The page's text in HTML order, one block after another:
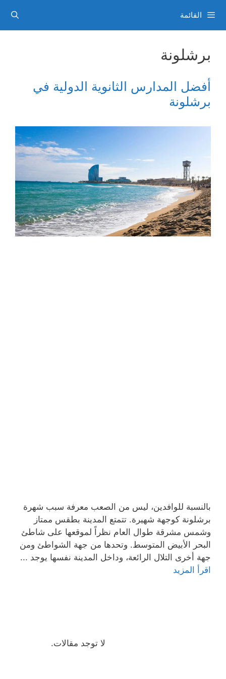
إلى
المحتوى
القائمة
برشلونة
أفضل المدارس الثانوية الدولية في
برشلونة
بالنسبة للوافدين، ليس من الصعب معرفة سبب شهرة
برشلونة كوجهة شهيرة. تتمتع المدينة بطقس ممتاز
وشمس مشرقة طوال العام نظراً لموقعها على شاطئ
البحر الأبيض المتوسط. وتحدها من جهة الشواطئ ومن
جهة أخرى التلال الرائعة، وداخل المدينة نفسها يوجد ...
اقرأ المزيد
لا توجد مقالات.